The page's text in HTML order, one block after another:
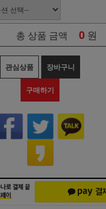
총 상품 금액 0 원
관심상품 장바구니
구매하기